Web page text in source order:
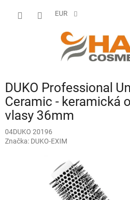
EUR
DUKO Professional
Ceramic - keramická
vlasy 36mm
04DUKO 20196
Značka: DUKO-EXIM